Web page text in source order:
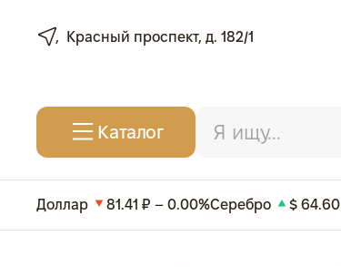
Красный проспект, д. 182/1
Каталог
Доллар 81.41 ₽ – 0.00%Серебро $